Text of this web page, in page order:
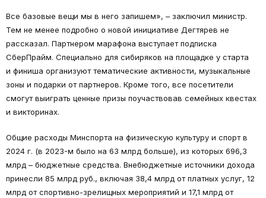
Все базовые вещи мы в него запишем», – заключил министр.
Тем не менее подробно о новой инициативе Дегтярев не
рассказал. Партнером марафона выступает подписка
СберПрайм. Специально для сибиряков на площадке у старта
и финиша организуют тематические активности, музыкальные
зоны и подарки от партнеров. Кроме того, все посетители
смогут выиграть ценные призы поучаствовав семейных квестах
и викторинах.
Общие расходы Минспорта на физическую культуру и спорт в
2024 г. (в 2023-м было на 63 млрд больше), из которых 696,3
млрд – бюджетные средства. Внебюджетные источники дохода
принесли 85 млрд руб., включая 38,4 млрд от платных услуг, 12
млрд от спортивно-зрелищных мероприятий и 17,1 млрд от